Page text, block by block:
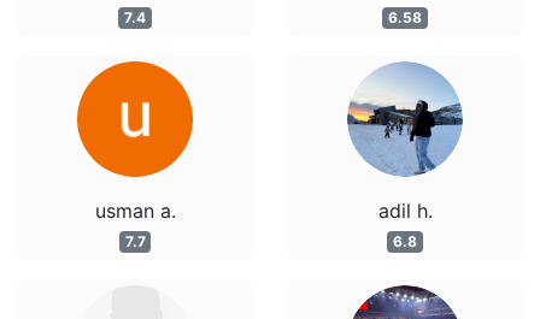
7.4
usman a.
7.7
6.58
adil h.
6.8